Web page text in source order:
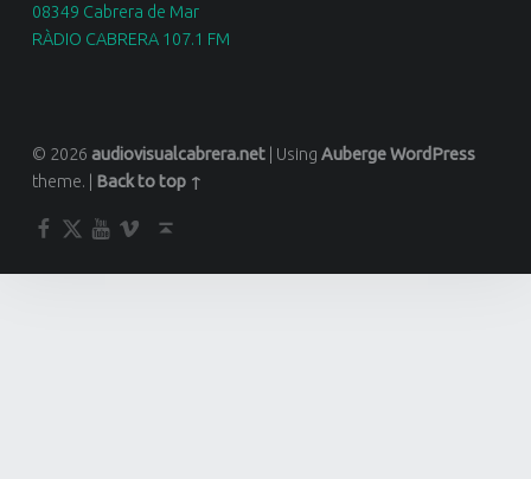
08349 Cabrera de Mar
RÀDIO CABRERA 107.1 FM
© 2026 audiovisualcabrera.net Using AubergeWordPress
theme.
Back to top ↑
Facebook
TwitterYouTube
Vimeo